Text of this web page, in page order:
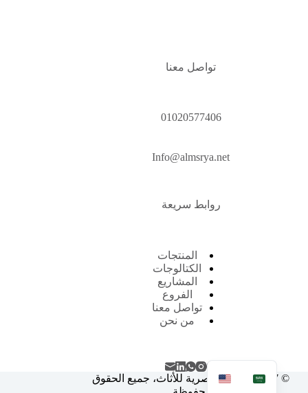
تواصل معنا
01020577406
Info@almsrya.net
روابط سريعة
المنتجات
الكتالوجات
المشاريع
الفروع
تواصل معنا
من نحن
© 2007 - 2026 المصرية للأثاث، جميع الحقوق